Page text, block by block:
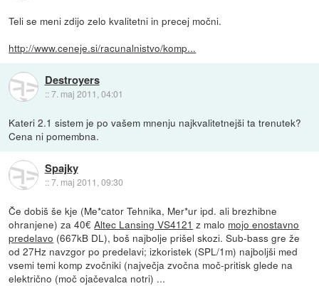
Teli se meni zdijo zelo kvalitetni in precej močni.
http://www.ceneje.si/racunalnistvo/komp...
Destroyers
::7. maj 2011, 04:01
Kateri 2.1 sistem je po vašem mnenju najkvalitetnejši ta trenutek?
Cena ni pomembna.
Spajky
::7. maj 2011, 09:30
Če dobiš še kje (Me*cator Tehnika, Mer*ur ipd. ali brezhibne
ohranjene) za 40€Altec Lansing VS4121 z malo mojo enostavno
predelavo (667kB DL), boš najbolje prišel skozi. Sub-bass gre že
od 27Hz navzgor po predelavi; izkoristek (SPL/1m) najboljši med
vsemi temi komp zvočniki (največja zvočna moč-pritisk glede na
električno (moč ojačevalca notri) ...